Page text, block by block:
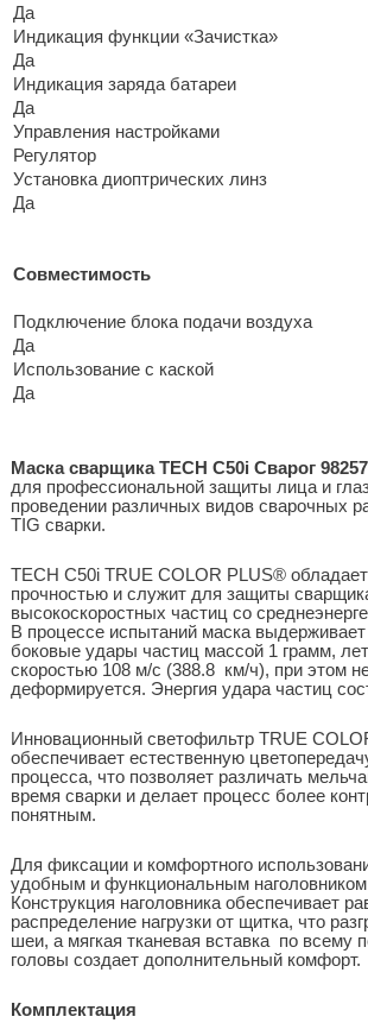
Да
Индикация функции «Зачистка»
Да
Индикация заряда батареи
Да
Управления настройками
Регулятор
Установка диоптрических линз
Да
Совместимость
Подключение блока подачи воздуха
Да
Использование с каской
Да
Маска сварщика TECH C50i Сварог 98257
для профессиональной защиты лица и
проведении различных видов сварочных
TIG сварки.
TECH С50i TRUE COLOR PLUS®
прочностью и служит для защиты
высокоскоростных частиц со
В процессе испытаний маска
боковые удары частиц массой 1 грамм,
скоростью 108 м/с (388.8 км/ч), при этом
деформируется. Энергия удара частиц
Инновационный светофильтр TRUE
обеспечивает естественную
процесса, что позволяет различать
время сварки и делает процесс более
понятным.
Для фиксации и комфортного
удобным и функциональным
Конструкция наголовника обеспечивает
распределение нагрузки от щитка, что
шеи, а мягкая тканевая вставка по всему
головы создает дополнительный комфорт.
Комплектация